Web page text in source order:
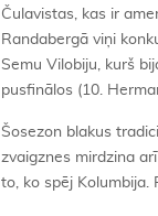
Čulavistas, kas ir
Randabergā viņi
Semu Vilobiju, kurš
pusfinālos (10.
Šosezon blakus
zvaigznes mirdzina
to, ko spēj Kolumbija.